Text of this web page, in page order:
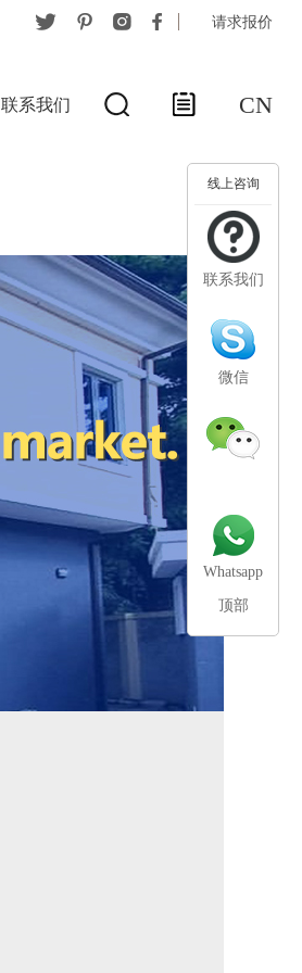
请求报价
CN
联系我们
线上咨询
联系我们
微信
Whatsapp
顶部